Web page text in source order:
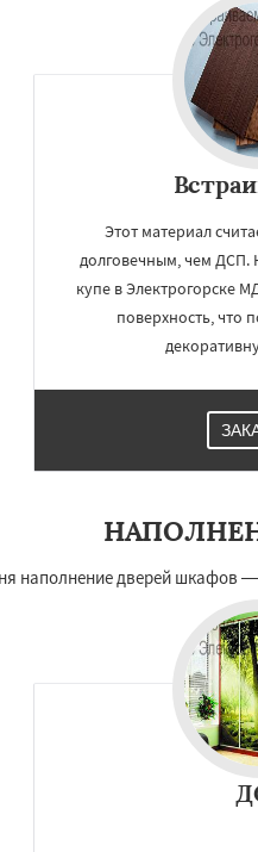
Этот материал
долговечным, чем ДСП.
купе в Электрогорске
поверхность, что
дверей шкафов —
Даю согласие на